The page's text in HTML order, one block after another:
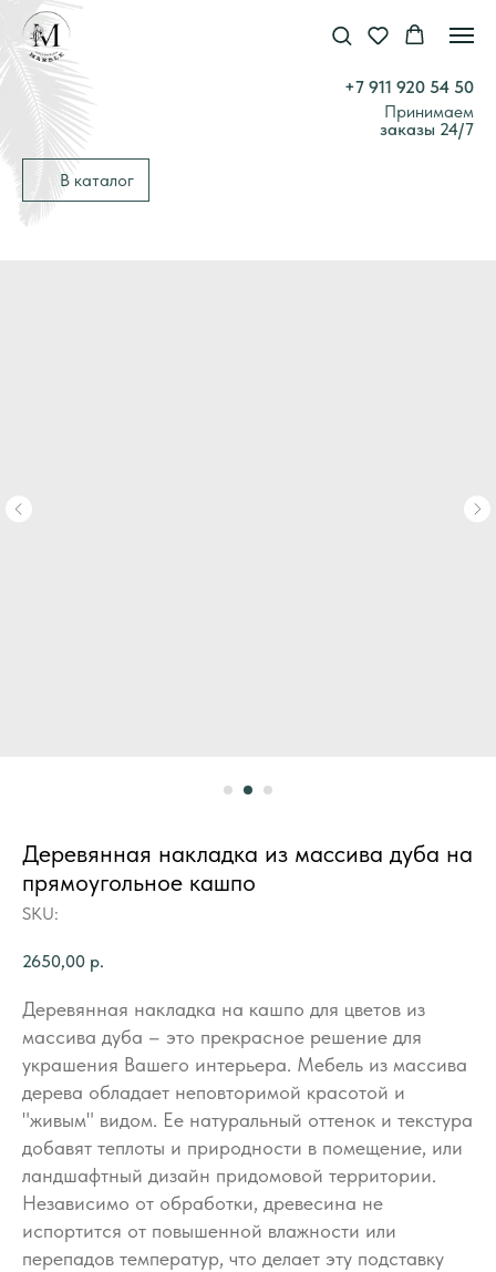
+7 911 920 54 50
Принимаем
заказы 24/7
В каталог
Деревянная накладка из массива дуба на
прямоугольное кашпо
SKU:
2650,00 р.
Деревянная накладка на кашпо для цветов из
массива дуба – это прекрасное решение для
украшения Вашего интерьера. Мебель из массива
дерева обладает неповторимой красотой и
"живым" видом. Ее натуральный оттенок и текстура
добавят теплоты и природности в помещение, или
ландшафтный дизайн придомовой территории.
Независимо от обработки, древесина не
испортится от повышенной влажности или
перепадов температур, что делает эту подставку